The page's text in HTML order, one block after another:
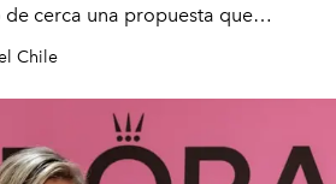
cerca una propuesta que
Chile